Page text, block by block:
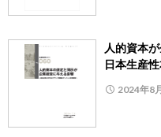
人的資本
日本生産
2024年8